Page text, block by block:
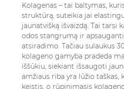
Kolagenas – tai baltymas,
struktūrą, suteikia jai
jaunatvišką išvaizdą. Tai tarsi
odos stangrumą ir
atsiradimo. Tačiau sulaukus
kolageno gamyba pradeda
iššūkiu, siekiant išsaugoti
amžiaus riba yra lūžio taškas,
keistis, o rūpinimasis